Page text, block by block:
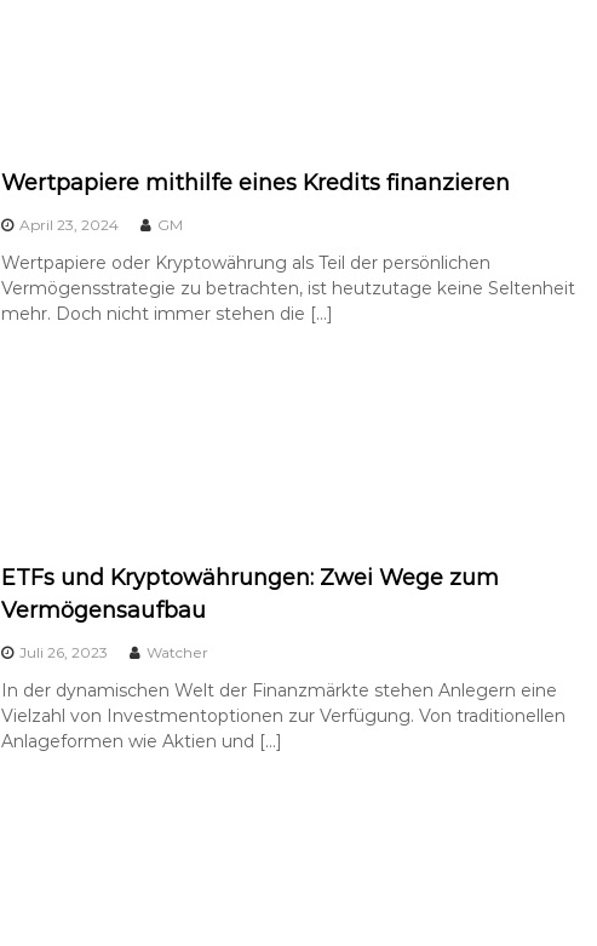
Wertpapiere mithilfe eines Kredits finanzieren
April 23, 2024 GM
Wertpapiere oder Kryptowährung als Teil der persönlichen
Vermögensstrategie zu betrachten, ist heutzutage keine Seltenheit
mehr. Doch nicht immer stehen die […]
ETFs und Kryptowährungen: Zwei Wege zum
Vermögensaufbau
Juli 26, 2023 Watcher
In der dynamischen Welt der Finanzmärkte stehen Anlegern eine
Vielzahl von Investmentoptionen zur Verfügung. Von traditionellen
Anlageformen wie Aktien und […]